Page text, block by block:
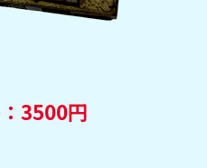
3500円